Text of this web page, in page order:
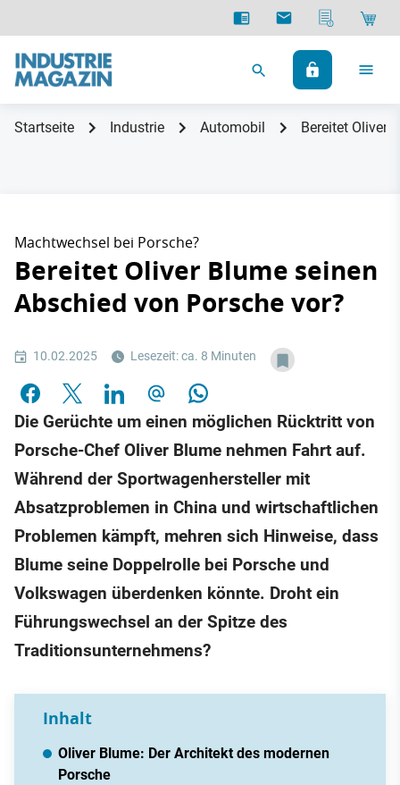
Startseite Industrie Automobil Bereitet Oliver
Machtwechsel bei Porsche?
Bereitet Oliver Blume seinen
Abschied von Porsche vor?
10.02.2025 Lesezeit: ca. 8 Minuten
Die Gerüchte um einen möglichen Rücktritt von
Porsche-Chef Oliver Blume nehmen Fahrt auf.
Während der Sportwagenhersteller mit
Absatzproblemen in China und wirtschaftlichen
Problemen kämpft, mehren sich Hinweise, dass
Blume seine Doppelrolle bei Porsche und
Volkswagen überdenken könnte. Droht ein
Führungswechsel an der Spitze des
Traditionsunternehmens?
Inhalt
Oliver Blume: Der Architekt des modernen
Porsche